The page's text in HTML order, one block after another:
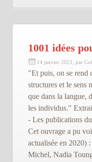
1001 idées
14 janvier 2021, par
"Et puis, on se rend
structures et le sens
que dans la langue,
les individus."
- Les publications
Cet ouvrage a pu
actualisée en 2020)
Michel, Nadia